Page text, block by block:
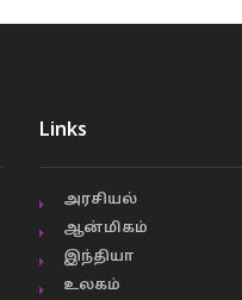
Links
அரசியல்
ஆன்மிகம்
இந்தியா
உலகம்